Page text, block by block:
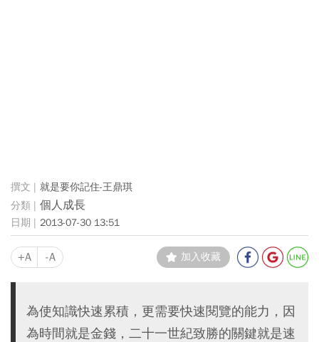
就是要你記住-王鼎琪
個人成長
2013-07-30 13:51
+A -A 加入收藏
為使知識快速累積，更需要快速閱覽的能力，因
為時間就是金錢，二十一世紀致勝的關鍵就是速